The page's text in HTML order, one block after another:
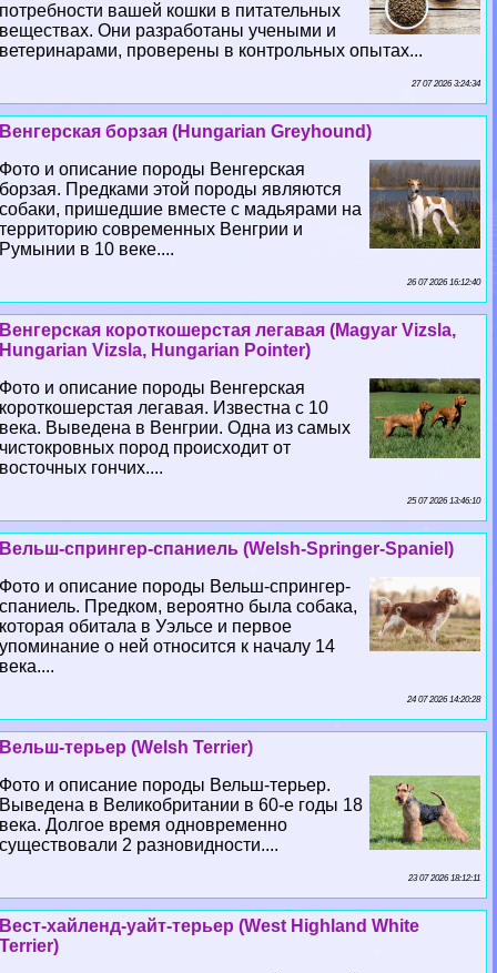
потребности вашей кошки в питательных
веществах. Они разработаны учеными и
ветеринарами, проверены в контрольных опытах...
27 07 2026 3:24:34
Венгерская борзая (Hungarian Greyhound)
Фото и описание породы Венгерская
борзая. Предками этой породы являются
собаки, пришедшие вместе с мадьярами на
территорию современных Венгрии и
Румынии в 10 веке....
26 07 2026 16:12:40
Венгерская короткошерстая легавая (Magyar Vizsla,
Hungarian Vizsla, Hungarian Pointer)
Фото и описание породы Венгерская
короткошерстая легавая. Известна с 10
века. Выведена в Венгрии. Одна из самых
чистокровных пород происходит от
восточных гончих....
25 07 2026 13:46:10
Вельш-спрингер-спаниель (Welsh-Springer-Spaniel)
Фото и описание породы Вельш-спрингер-
спаниель. Предком, вероятно была собака,
которая обитала в Уэльсе и первое
упоминание о ней относится к началу 14
века....
24 07 2026 14:20:28
Вельш-терьер (Welsh Terrier)
Фото и описание породы Вельш-терьер.
Выведена в Великобритании в 60-е годы 18
века. Долгое время одновременно
существовали 2 разновидности....
23 07 2026 18:12:11
Вест-хайленд-уайт-терьер (West Highland White
Terrier)